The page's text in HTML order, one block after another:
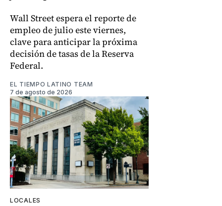
Wall Street espera el reporte de
empleo de julio este viernes,
clave para anticipar la próxima
decisión de tasas de la Reserva
Federal.
EL TIEMPO LATINO TEAM
7 de agosto de 2026
LOCALES